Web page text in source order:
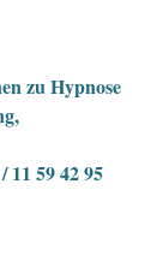
zu Hypnose
11 59 42 95